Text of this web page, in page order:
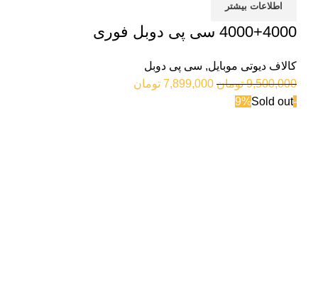
اطلاعات بیشتر
4000+4000 سی پی دوبل فوری
کالاف دیوتی موبایل, سی پی دوبل
9,500,000 تومان 7,899,000 تومان
-9%
Sold out